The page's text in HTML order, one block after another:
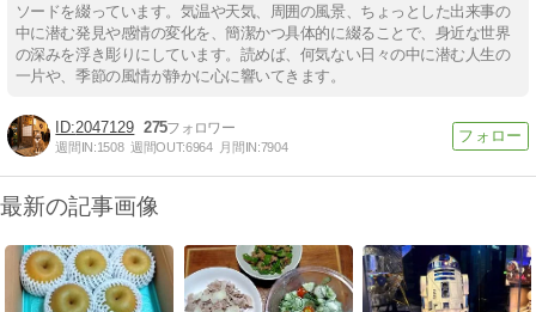
ソードを綴っています。気温や天気、周囲の風景、ちょっとした出来事の
中に潜む発見や感情の変化を、簡潔かつ具体的に綴ることで、身近な世界
の深みを浮き彫りにしています。読めば、何気ない日々の中に潜む人生の
一片や、季節の風情が静かに心に響いてきます。
2047129 275
週間IN:1508 週間OUT:6964 月間IN:7904
最新の記事画像